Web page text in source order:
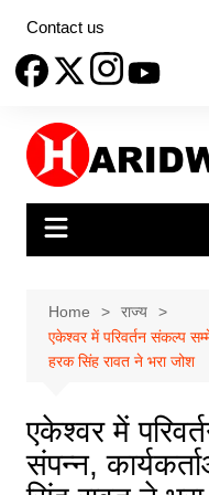
content
Contact us
Home
राज्य
एकेश्वर में परिवर्तन संकल्प
हरक सिंह रावत ने भरा जोश
एकेश्वर में
संपन्न,